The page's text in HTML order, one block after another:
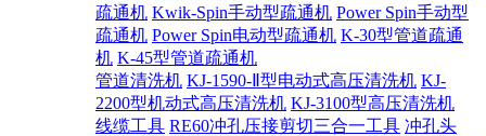
疏通机 Kwik-Spin手动型疏通机 Power Spin手动型
疏通机 Power Spin电动型疏通机 K-30型管道疏通
机 K-45型管道疏通机
管道清洗机 KJ-1590-Ⅱ型电动式高压清洗机 KJ-
2200型机动式高压清洗机 KJ-3100型高压清洗机
线缆工具 RE60冲孔压接剪切三合一工具 冲孔头